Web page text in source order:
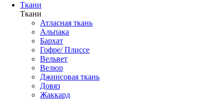
Ткани
Ткани
Атласная ткань
Альпака
Бархат
Гофре/ Плиссе
Вельвет
Велюр
Джинсовая ткань
Довяз
Жаккард